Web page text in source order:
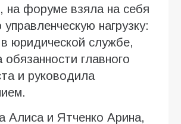
форуме взяла на себя
управленческую нагрузку:
юридической службе,
обязанности главного
и руководила
Алиса и Ятченко Арина,